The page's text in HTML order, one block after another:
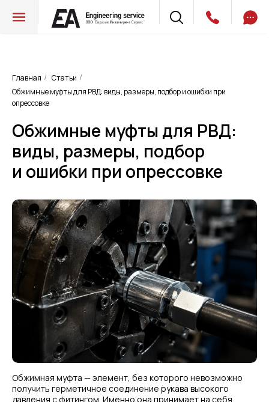
Главная / Статьи /
Обжимные муфты для РВД: виды, размеры, подбор и ошибки при
опрессовке
Обжимные муфты для РВД:
виды, размеры, подбор
и ошибки при опрессовке
Обжимная муфта — элемент, без которого невозможно
получить герметичное соединение рукава высокого
давления с фитингом. Именно она принимает на себя